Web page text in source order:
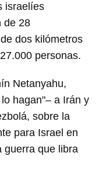
israelíes
de 28
dos kilómetros
personas.
Netanyahu,
hagan"– a Irán y
sobre la
para Israel en
guerra que libra